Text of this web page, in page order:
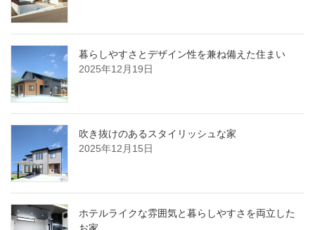
暮らしやすさとデザイン性を兼ね備えた住まい
2025年12月19日
吹き抜けのあるスタイリッシュな家
2025年12月15日
ホテルライクな雰囲気と暮らしやすさを両立した
お家